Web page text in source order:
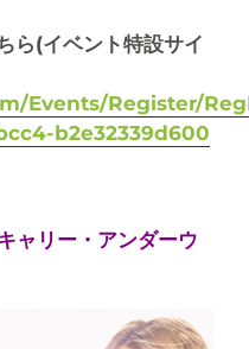
ら(イベント特設サイ
Events/Register/
b2e32339d600
ャリー・アンダーウ